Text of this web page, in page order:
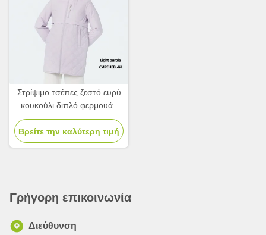
Στρίψιμο τσέπες ζεστό ευρύ
κουκούλι διπλό φερμουάρ
κομψό ελαφρύ μπουφάν,
Βρείτε την καλύτερη τιμή
Γρήγορη επικοινωνία
Διεύθυνση